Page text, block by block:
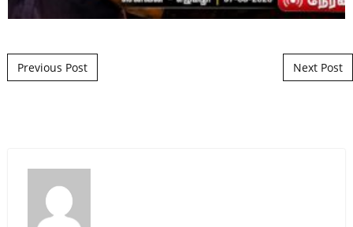
Post navigation
Previous Post Next Post